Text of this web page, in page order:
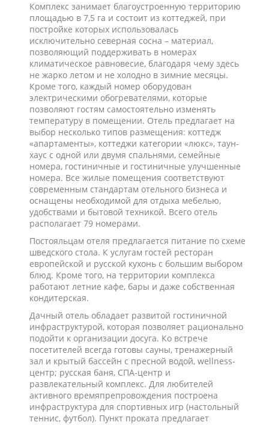
Комплекс занимает благоустроенную территорию
площадью в 7,5 га и состоит из коттеджей, при
постройке которых использовалась
исключительно северная сосна – материал,
позволяющий поддерживать в номерах
климатическое равновесие, благодаря чему здесь
не жарко летом и не холодно в зимние месяцы.
Кроме того, каждый номер оборудован
электрическими обогревателями, которые
позволяют гостям самостоятельно изменять
температуру в помещении. Отель предлагает на
выбор несколько типов размещения: коттедж
«апартаменты», коттеджи категории «люкс», таун-
хаус с одной или двумя спальнями, семейные
номера, гостиничные и гостиничные улучшенные
номера. Все жилые помещения соответствуют
современным стандартам отельного бизнеса и
оснащены необходимой для отдыха мебелью,
удобствами и бытовой техникой. Всего отель
располагает 79 номерами.
Постояльцам отеля предлагается питание по схеме
шведского стола. К услугам гостей ресторан
европейской и русской кухонь с большим выбором
блюд. Кроме того, на территории комплекса
работают летние кафе, бары и даже собственная
кондитерская.
Дачный отель обладает развитой гостиничной
инфраструктурой, которая позволяет рационально
подойти к организации досуга. Ко встрече
посетителей всегда готовы сауны, тренажерный
зал и крытый бассейн с пресной водой, wellness-
центр; русская баня, СПА-центр и
развлекательный комплекс. Для любителей
активного времяпрепровождения построена
инфраструктура для спортивных игр (настольный
теннис, футбол). Пункт проката предлагает